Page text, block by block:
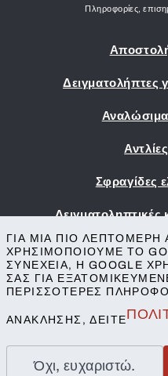
Πληροφορίες,
Δειγματολήπτες
Σφραγίδες
Δειγματοληπτικές
Όροι &
Προστασία
ΓΙΑ ΜΙΑ ΠΙΟ ΛΕΠΤΟΜΕΡΉ
ΧΡΗΣΙΜΟΠΟΙΟΎΜΕ ΤΟ
ΣΥΝΈΧΕΙΑ, Η GOOGLE
ΣΑΣ ΓΙΑ
ΠΕΡΙΣΣΌΤΕΡΕΣ
ΑΝΆΚΛΗΣΗΣ, ΔΕΊΤΕ
Όχι, ευχαριστώ.